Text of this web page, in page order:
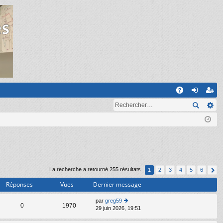
on ns
cri
La recherche a retourné 255 résultats 1 2 3 4 5 6
Réponses Vues Dernier message
0 1970
par greg59
o
29 juin 2026, 19:51